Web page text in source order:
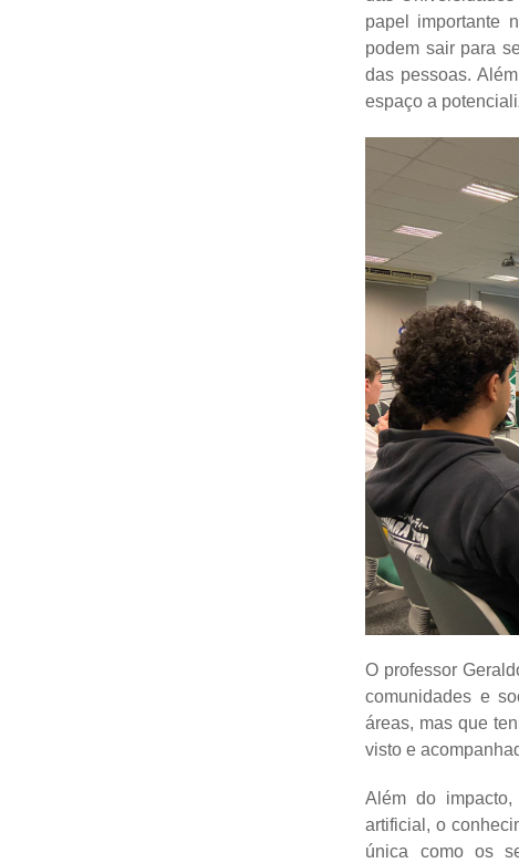
papel importante
podem sair para
das pessoas.
espaço a
O professor
comunidades e
áreas, mas que
visto e
Além do
artificial, o
única como os